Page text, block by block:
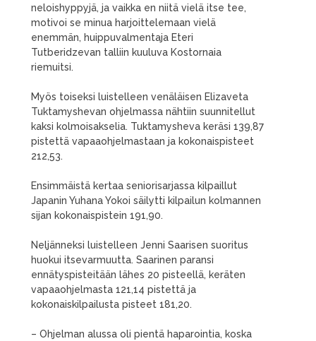
neloishyppyjä, ja vaikka en niitä vielä itse tee,
motivoi se minua harjoittelemaan vielä
enemmän, huippuvalmentaja Eteri
Tutberidzevan talliin kuuluva Kostornaia
riemuitsi.
Myös toiseksi luistelleen venäläisen Elizaveta
Tuktamyshevan ohjelmassa nähtiin suunnitellut
kaksi kolmoisakselia. Tuktamysheva keräsi 139,87
pistettä vapaaohjelmastaan ja kokonaispisteet
212,53.
Ensimmäistä kertaa seniorisarjassa kilpaillut
Japanin Yuhana Yokoi säilytti kilpailun kolmannen
sijan kokonaispistein 191,90.
Neljänneksi luistelleen Jenni Saarisen suoritus
huokui itsevarmuutta. Saarinen paransi
ennätyspisteitään lähes 20 pisteellä, keräten
vapaaohjelmasta 121,14 pistettä ja
kokonaiskilpailusta pisteet 181,20.
– Ohjelman alussa oli pientä haparointia, koska